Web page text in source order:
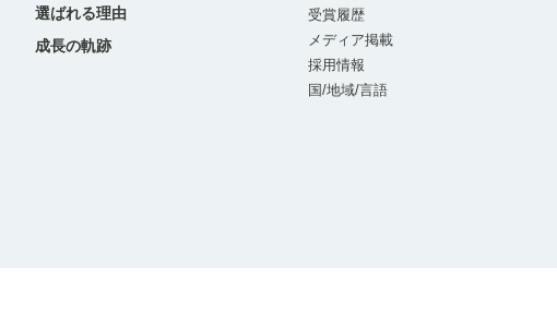
選ばれる理由
成長の軌跡
受賞履歴
メディア掲載
採用情報
国/地域/言語